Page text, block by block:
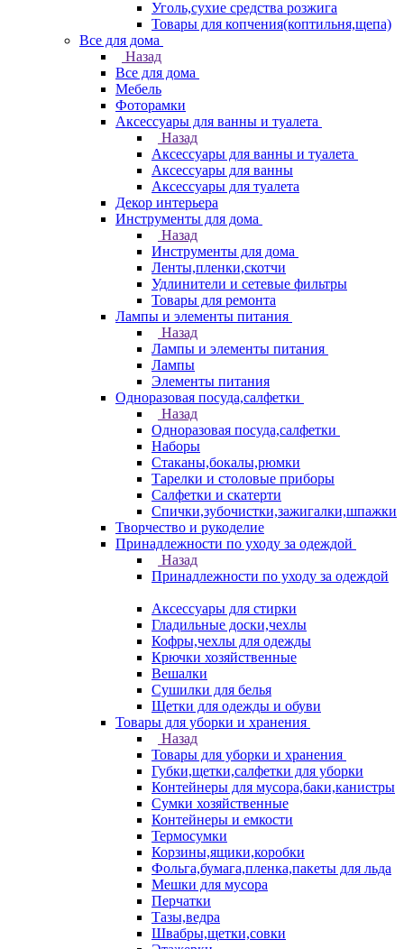
Уголь,сухие средства розжига
Товары для копчения(коптильня,щепа)
Все для дома
Назад
Все для дома
Мебель
Фоторамки
Аксессуары для ванны и туалета
Назад
Аксессуары для ванны и туалета
Аксессуары для ванны
Аксессуары для туалета
Декор интерьера
Инструменты для дома
Назад
Инструменты для дома
Ленты,пленки,скотчи
Удлинители и сетевые фильтры
Товары для ремонта
Лампы и элементы питания
Назад
Лампы и элементы питания
Лампы
Элементы питания
Одноразовая посуда,салфетки
Назад
Одноразовая посуда,салфетки
Наборы
Стаканы,бокалы,рюмки
Тарелки и столовые приборы
Салфетки и скатерти
Спички,зубочистки,зажигалки,шпажки
Творчество и рукоделие
Принадлежности по уходу за одеждой
Назад
Принадлежности по уходу за одеждой
Аксессуары для стирки
Гладильные доски,чехлы
Кофры,чехлы для одежды
Крючки хозяйственные
Вешалки
Сушилки для белья
Щетки для одежды и обуви
Товары для уборки и хранения
Назад
Товары для уборки и хранения
Губки,щетки,салфетки для уборки
Контейнеры для мусора,баки,канистры
Сумки хозяйственные
Контейнеры и емкости
Термосумки
Корзины,ящики,коробки
Фольга,бумага,пленка,пакеты для льда
Мешки для мусора
Перчатки
Тазы,ведра
Швабры,щетки,совки